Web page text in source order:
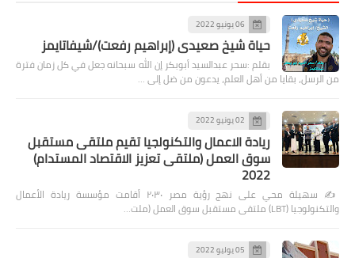
06 يونيو 2022
حياة شيخ صعيدى (إبراهيم رفعت)/شيفاتايمز
بقلم :سحر عبدالسيد أبوبكر إن الله سبحانه جعل في كل زمان فترة
من الرسل، بقايا من أهل العلم، يدعون من ضل إلى …
02 يونيو 2022
ريادة الاعمال والتكنولجيا تقيم ملتقى مستقبل
سوق العمل (ملتقى تعزيز الاقتصاد المستدام)
2022
✍️ سهيلة محي على نهج رؤية مصر ٢٠٣٠ أقامت مؤسسة ريادة الأعمال
والتكنولوجيا (LBT) ملتقى مستقبل سوق العمل (ملت…
05 يوليو 2022